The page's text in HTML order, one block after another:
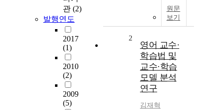
관 (2)
발행연도
2017
(1)
2010
(2)
2009
(5)
원문
보기
2
영어 교수·
학습법 및
교수·학습
모델 분석
연구
김재혁